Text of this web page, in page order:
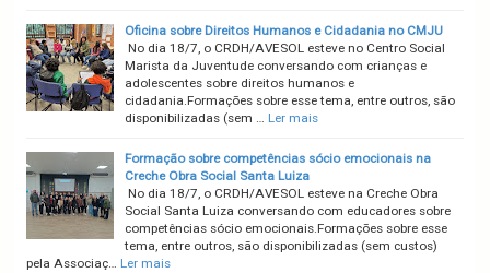
Oficina sobre Direitos Humanos e Cidadania no CMJU
No dia 18/7, o CRDH/AVESOL esteve no Centro Social
Marista da Juventude conversando com crianças e
adolescentes sobre direitos humanos e
cidadania.Formações sobre esse tema, entre outros, são
disponibilizadas (sem … Ler mais
Formação sobre competências sócio emocionais na
Creche Obra Social Santa Luiza
No dia 18/7, o CRDH/AVESOL esteve na Creche Obra
Social Santa Luiza conversando com educadores sobre
competências sócio emocionais.Formações sobre esse
tema, entre outros, são disponibilizadas (sem custos)
pela Associaç… Ler mais